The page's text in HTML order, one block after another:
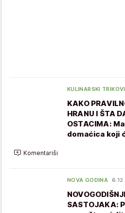
KULINARSKI TRIKOVI
KAKO
HRANU I ŠTA
OSTACIMA:
domaćica koji
Komentariši
NOVA GODINA
SASTOJAKA: